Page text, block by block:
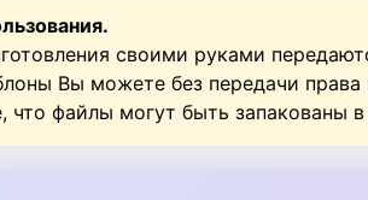
своими руками
Вы можете без передачи
что файлы могут быть запакованы